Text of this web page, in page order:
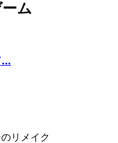
ム
リメイク